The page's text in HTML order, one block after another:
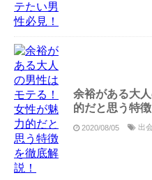
余裕がある大
的だと思う特
2020/08/05 出